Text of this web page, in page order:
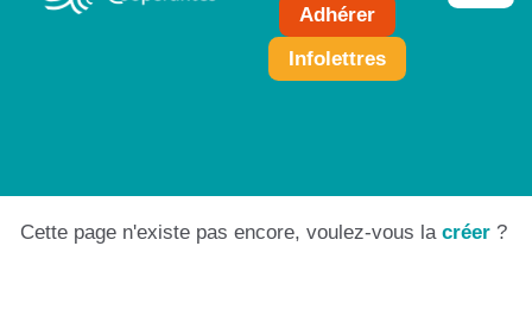
Adhérer
Infolettres
Cette page n'existe pas encore, voulez-vous la créer ?